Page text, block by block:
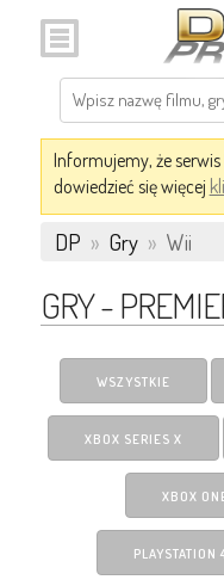
Informujemy, że
dowiedzieć się więcej
DP » Gry » Wii
GRY -
WSZYSTKIE
XBOX SERIES X
XBOX
PLAYSTATION